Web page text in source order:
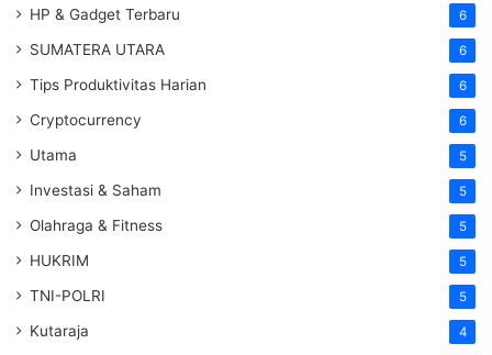
HP & Gadget Terbaru 6
SUMATERA UTARA 6
Tips Produktivitas Harian 6
Cryptocurrency 6
Utama 5
Investasi & Saham 5
Olahraga & Fitness 5
HUKRIM 5
TNI-POLRI 5
Kutaraja 4